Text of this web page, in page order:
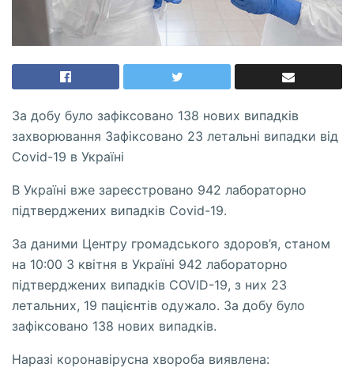
За добу було зафіксовано 138 нових випадків
захворювання Зафіксовано 23 летальні випадки від
Covid-19 в Україні
В Україні вже зареєстровано 942 лабораторно
підтверджених випадків Covid-19.
За даними Центру громадського здоров’я, станом
на 10:00 3 квітня в Україні 942 лабораторно
підтверджених випадків COVID-19, з них 23
летальних, 19 пацієнтів одужало. За добу було
зафіксовано 138 нових випадків.
Наразі коронавірусна хвороба виявлена: